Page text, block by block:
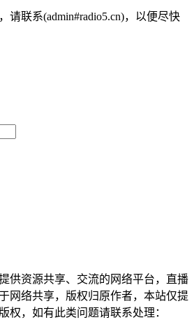
请联系(admin#radio5.cn)，以便尽快
供资源共享、交流的网络平台，直播
网络共享，版权归原作者，本站仅提
权，如有此类问题请联系处理：